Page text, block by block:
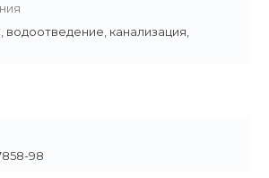
канализация,
98